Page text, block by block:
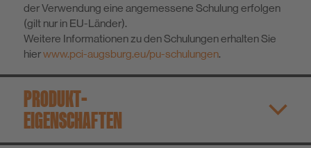
der Verwendung eine angemessene Schulung erfolgen
(gilt nur in EU-Länder).
Weitere Informationen zu den Schulungen erhalten Sie
hierwww.pci-augsburg.eu/pu-schulungen.
PRODUKT­
EIGENSCHAFTEN